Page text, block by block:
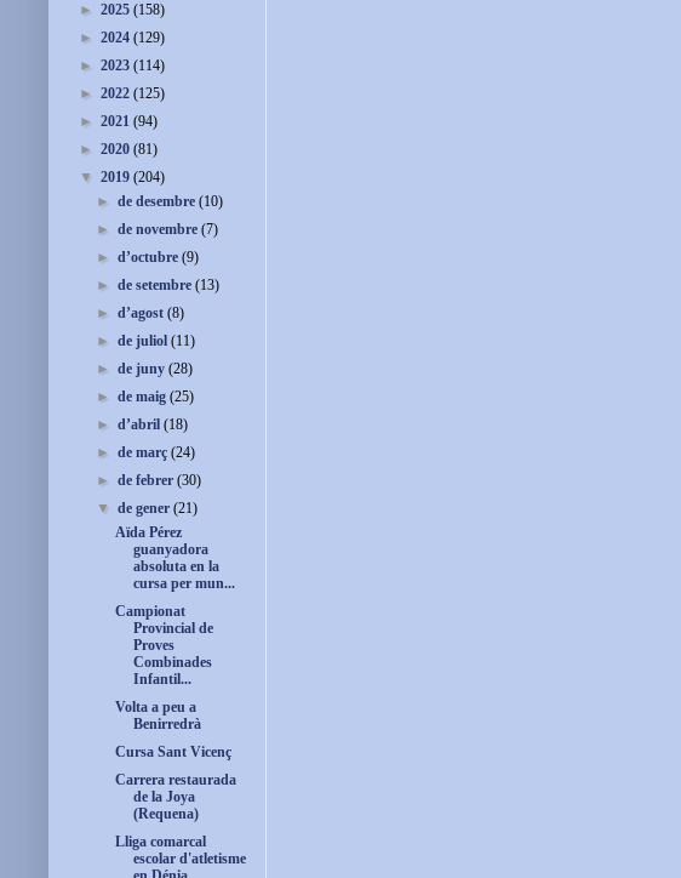
► 2025 (158)
► 2024 (129)
► 2023 (114)
► 2022 (125)
► 2021 (94)
► 2020 (81)
▼ 2019 (204)
►de desembre(10)
►de novembre(7)
►d’octubre(9)
►de setembre(13)
►d’agost(8)
►de juliol(11)
►de juny(28)
►de maig(25)
►d’abril(18)
►de març(24)
►de febrer(30)
▼de gener(21)
Aïda Pérez
guanyadora
absoluta en la
cursa per mun...
Campionat
Provincial de
Proves
Combinades
Infantil...
Volta a peu a
Benirredrà
Cursa Sant Vicenç
Carrera restaurada
de la Joya
(Requena)
Lliga comarcal
escolar d'atletisme